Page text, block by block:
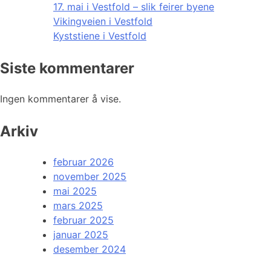
17. mai i Vestfold – slik feirer byene
Vikingveien i Vestfold
Kyststiene i Vestfold
Siste kommentarer
Ingen kommentarer å vise.
Arkiv
februar 2026
november 2025
mai 2025
mars 2025
februar 2025
januar 2025
desember 2024